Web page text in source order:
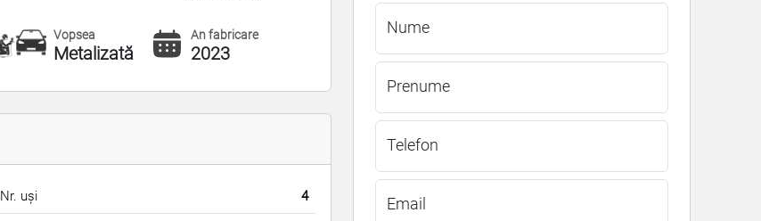
Vopsea
Metalizată
An fabricare
2023
Nr. uși 4
Nume
Prenume
Telefon
Email